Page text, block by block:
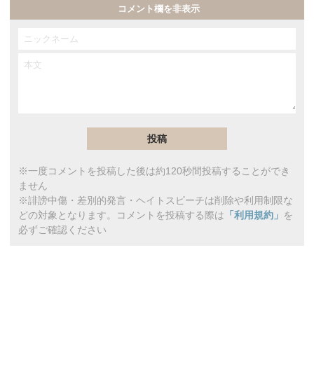
コメント欄を非表示
※一度コメントを投稿した後は約120秒間投稿することができ
ません
※誹謗中傷・差別的発言・ヘイトスピーチは削除や利用制限な
どの対象となります。コメントを投稿する際は 「利用規約」 を
必ずご確認ください